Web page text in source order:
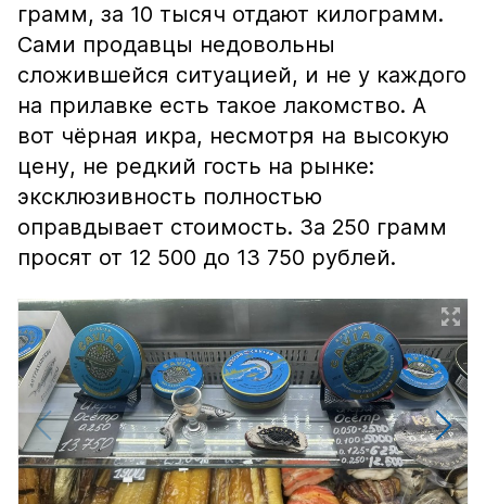
грамм, за 10 тысяч отдают килограмм.
Сами продавцы недовольны
сложившейся ситуацией, и не у каждого
на прилавке есть такое лакомство. А
вот чёрная икра, несмотря на высокую
цену, не редкий гость на рынке:
эксклюзивность полностью
оправдывает стоимость. За 250 грамм
просят от 12 500 до 13 750 рублей.